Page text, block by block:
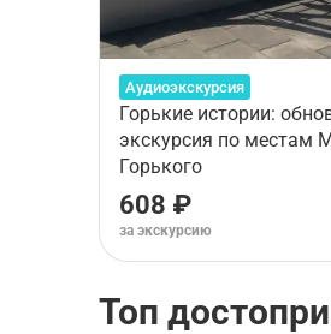
Аудиоэкскурсия
Горькие истории:
экскурсия по местам
Горького
608 ₽
за экскурсию
Топ